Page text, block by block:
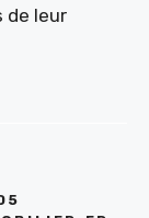
de leur